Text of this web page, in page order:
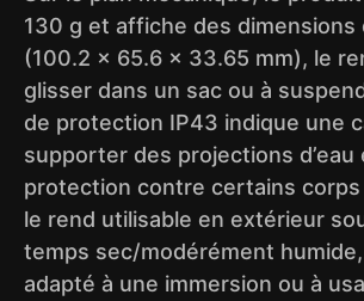
130 g et affiche des dimensions
(100.2 × 65.6 × 33.65 mm), le
glisser dans un sac ou à
de protection IP43 indique une
supporter des projections d’eau
protection contre certains corps
le rend utilisable en extérieur
temps sec/modérément
adapté à une immersion ou à